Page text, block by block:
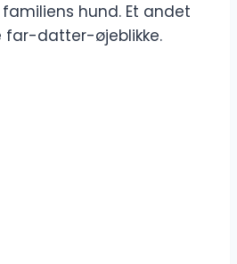
hund. Et andet
far-datter-øjeblikke.